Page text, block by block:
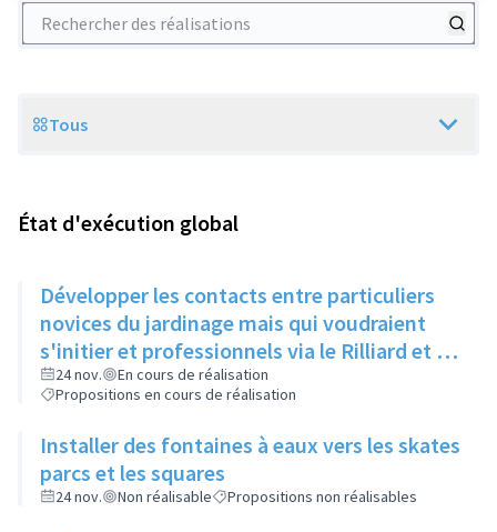
Rechercher des réalisations
Scope
Tous
État d'exécution global
Développer les contacts entre particuliers
novices du jardinage mais qui voudraient
s'initier et professionnels via le Rilliard et la
Maison de la Vie Locale
24 nov.
En cours de réalisation
Propositions en cours de réalisation
Installer des fontaines à eaux vers les skates
parcs et les squares
24 nov. Non réalisable Propositions non réalisables